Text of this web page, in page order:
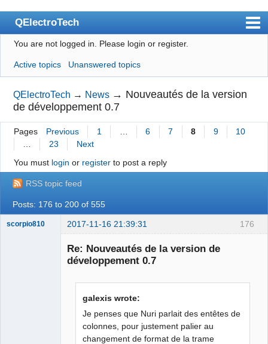
QElectroTech
Index
User list
Search
Register
Login
Wiki
BugTracker
Videos
Manual 0.8_cs
Google_Search
You are not logged in. Please login or register.
Active topics Unanswered topics
QElectroTech → News → Nouveautés de la version
de développement 0.7
Pages Previous 1 6 7 8 9
10
23
Next
You must login or registerto post a reply
RSS topic feed
Posts: 176 to 200 of 555
176
scorpio810 2017-11-16 21:39:31
Re: Nouveautés de la version de
développement 0.7
galexis wrote:
Je penses que Nuri parlait des entêtes de
colonnes, pour justement palier au
changement de format de la trame